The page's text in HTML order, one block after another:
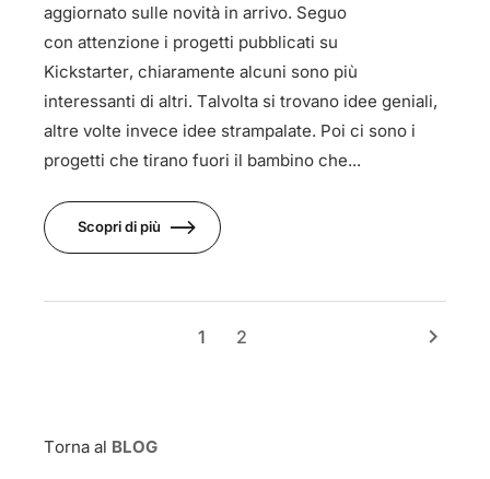
aggiornato sulle novità in arrivo. Seguo
con attenzione i progetti pubblicati su
Kickstarter, chiaramente alcuni sono più
interessanti di altri. Talvolta si trovano idee geniali,
altre volte invece idee strampalate. Poi ci sono i
progetti che tirano fuori il bambino che...
Scopri di più
1 2 keyboard_arrow_right
Torna al BLOG